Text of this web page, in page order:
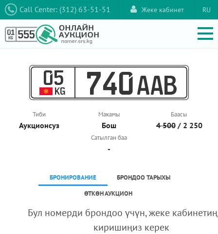
Call Center: (312) 63-51-51 RU
Жеке кабинет
05
KG 740 AAB
Тиби
Аукционcуз
Макамы
Бош
Баасы
4 500/ 2 250
Сатылган баа
-
БРОНИРОВАНИЕ
БРОНДОО ТАРЫХЫ
ӨТКӨН АУКЦИОН
Бул номерди брондоо үчүн, жеке
киришиңиз керек